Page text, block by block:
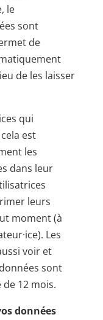
le
sont
de
de les laisser
qui
est
les
dans leur
leurs
moment (à
Les
voir et
sont
12 mois.
données